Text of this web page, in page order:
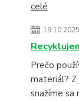
celé
19.10.2025
Prečo
materiál? Z
snažíme